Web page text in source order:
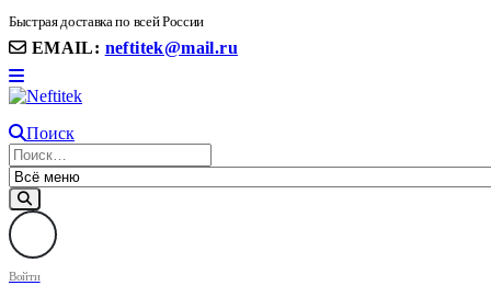
Быстрая доставка по всей России
EMAIL: neftitek@mail.ru
Поиск
Войти
8(906) 399 11 22 | 8(905)367-58-58